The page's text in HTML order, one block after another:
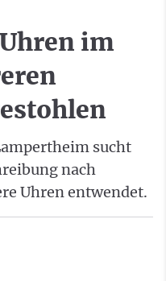
im
sucht
nach
Uhren entwendet.